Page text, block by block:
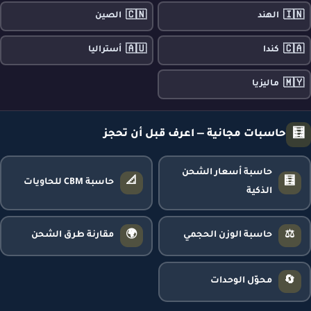
🇮🇳 الهند 🇨🇳 الصين
🇨🇦 كندا 🇦🇺 أستراليا
🇲🇾 ماليزيا
🧮 حاسبات مجانية — اعرف قبل أن تحجز
🧮
حاسبة أسعار الشحن
الذكية
📐 حاسبة CBM للحاويات
⚖️ حاسبة الوزن الحجمي 🌍 مقارنة طرق الشحن
🔄 محوّل الوحدات